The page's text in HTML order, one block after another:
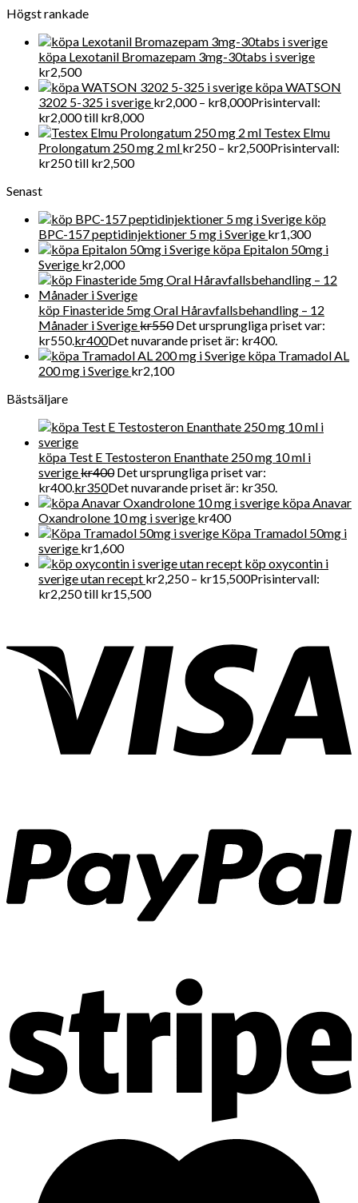
Högst rankade
köpa Lexotanil Bromazepam 3mg-30tabs i sverige
kr2,500
köpa WATSON
3202 5-325 i sverige kr2,000 – kr8,000Prisintervall:
kr2,000 till kr8,000
Testex Elmu
Prolongatum 250 mg 2 ml kr250 – kr2,500Prisintervall:
kr250 till kr2,500
Senast
köp
BPC-157 peptidinjektioner 5 mg i Sverige kr1,300
köpa Epitalon 50mg i
Sverige kr2,000
köp Finasteride 5mg Oral Håravfallsbehandling – 12
Månader i Sverigekr550 Det ursprungliga priset var:
kr550.kr400Det nuvarande priset är: kr400.
köpa Tramadol AL
200 mg i Sverige kr2,100
Bästsäljare
köpa Test E Testosteron Enanthate 250 mg 10 ml i
sverigekr400 Det ursprungliga priset var:
kr400.kr350Det nuvarande priset är: kr350.
köpa Anavar
Oxandrolone 10 mg i sverige kr400
Köpa Tramadol 50mg i
sverige kr1,600
köp oxycontin i
sverige utan recept kr2,250 – kr15,500Prisintervall:
kr2,250 till kr15,500